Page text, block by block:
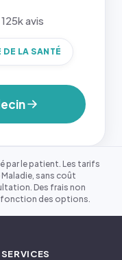
avis
DE LA SANTÉ
par le patient. Les tarifs
sans coût
Des frais non
fonction des options.